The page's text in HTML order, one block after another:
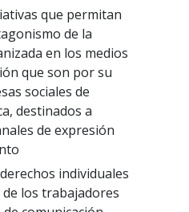
que permitan
de la
en los medios
que son por su
sociales de
destinados a
de expresión
individuales
los trabajadores